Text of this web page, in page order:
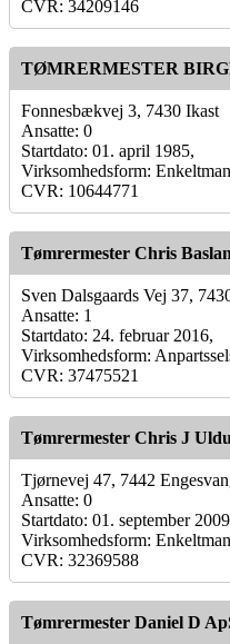
CVR: 34209146
TØMRERMESTER
Fonnesbækvej 3, 7430 Ikast
Ansatte: 0
Startdato: 01. april 1985,
Virksomhedsform:
CVR: 10644771
Tømrermester Chris
Sven Dalsgaards Vej 37,
Ansatte: 1
Startdato: 24. februar 2016,
Virksomhedsform:
CVR: 37475521
Tømrermester Chris J
Tjørnevej 47, 7442
Ansatte: 0
Startdato: 01. september
Virksomhedsform:
CVR: 32369588
Tømrermester Daniel D